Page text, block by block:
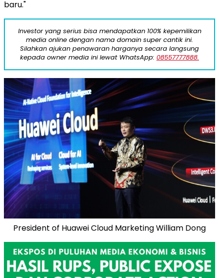
baru."
Investor yang serius bisa mendapatkan 100% kepemilikan
media online dengan nama domain super cantik ini.
Silahkan ajukan penawaran harganya secara langsung
kepada owner media ini lewat WhatsApp: 08557777888.
President of Huawei Cloud Marketing William Dong